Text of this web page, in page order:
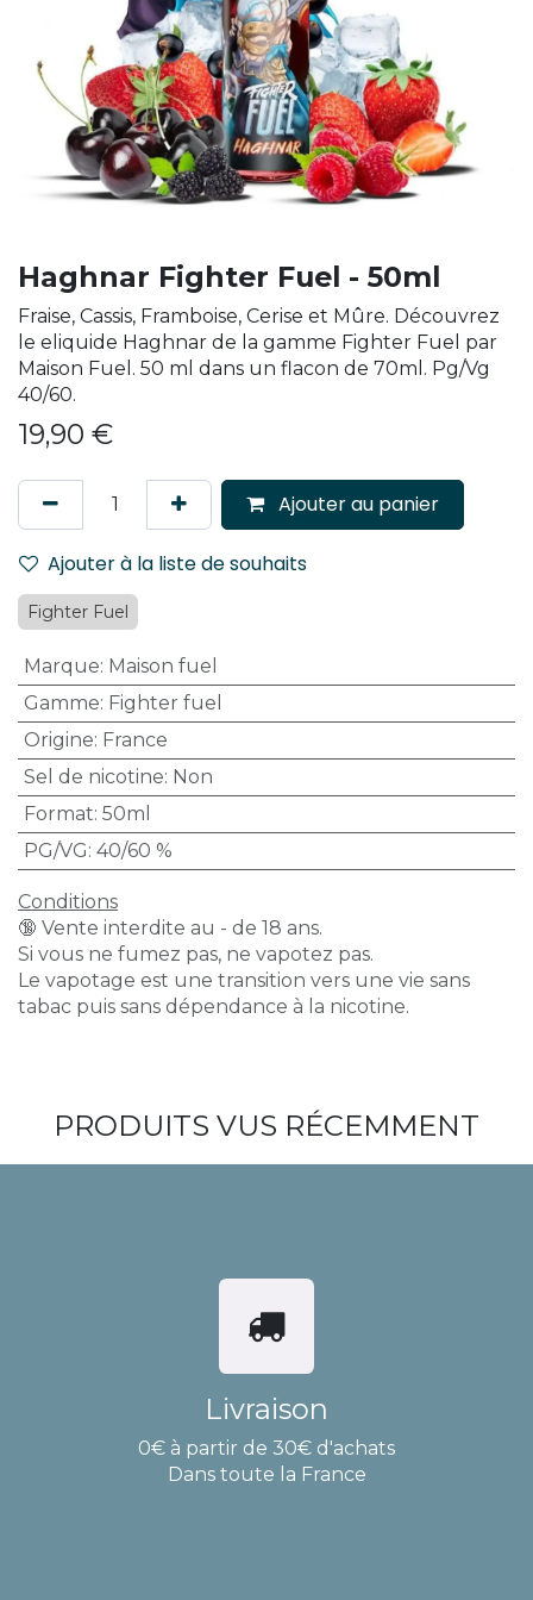
Haghnar Fighter Fuel - 50ml
Fraise, Cassis, Framboise, Cerise et Mûre. Découvrez
le eliquide Haghnar de la gamme Fighter Fuel par
Maison Fuel. 50 ml dans un flacon de 70ml. Pg/Vg
40/60.
19,90 €
Ajouter au panier
Ajouter à la liste de souhaits
Fighter Fuel
Marque: Maison fuel
Gamme: Fighter fuel
Origine: France
Sel de nicotine: Non
Format: 50ml
PG/VG: 40/60 %
Conditions
🔞 Vente interdite au - de 18 ans.
Si vous ne fumez pas, ne vapotez pas.
Le vapotage est une transition vers une vie sans
tabac puis sans dépendance à la nicotine.
PRODUITS VUS RÉCEMMENT
Livraison
0€ à partir de 30€ d'achats
Dans toute la France